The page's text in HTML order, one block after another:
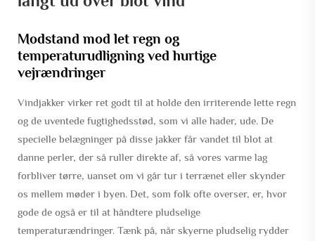
Modstand mod let regn og
temperaturudligning ved hurtige
vejrændringer
Vindjakker virker ret godt til at holde den irriterende lette regn
og de uventede fugtighedsstød, som vi alle hader, ude. De
specielle belægninger på disse jakker får vandet til blot at
danne perler, der så ruller direkte af, så vores varme lag
forbliver tørre, uanset om vi går tur i terrænet eller skynder
os mellem møder i byen. Det, som folk ofte overser, er, hvor
gode de også er til at håndtere pludselige
temperaturændringer. Tænk på, når skyerne pludselig rydder